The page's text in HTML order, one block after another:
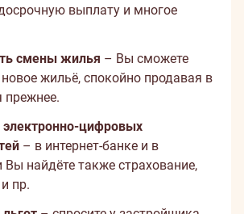
выплату и многое
смены жилья – Вы сможете
жильё, спокойно продавая в
прежнее.
цифровых
– в интернет-банке и в
Вы найдёте также страхование,
пр.